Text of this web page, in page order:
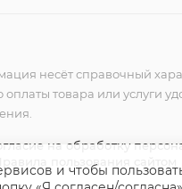
несёт справочный
товара или услуги
на обработку
Правила пользования сайтом
и чтобы